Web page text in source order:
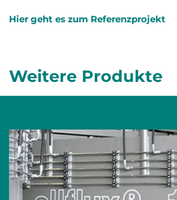
Hier geht es zum Referenzprojekt
Weitere Produkte